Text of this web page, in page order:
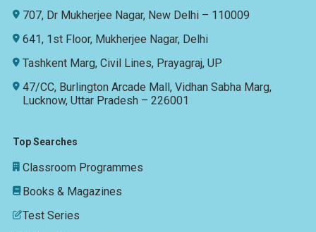
707, Dr Mukherjee Nagar, New Delhi – 110009
641, 1st Floor, Mukherjee Nagar, Delhi
Tashkent Marg, Civil Lines, Prayagraj, UP
47/CC, Burlington Arcade Mall, Vidhan Sabha Marg,
Lucknow, Uttar Pradesh – 226001
Top Searches
Classroom Programmes
Books & Magazines
Test Series